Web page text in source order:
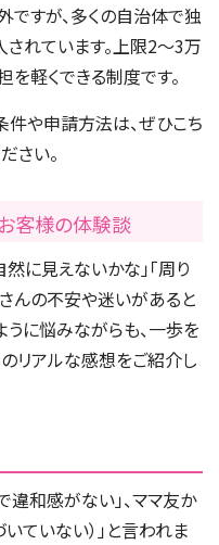
すが、多くの自治体で独
されています。上限2〜3万
軽くできる制度です。
や申請方法は、ぜひこち
さい。
客様の体験談
に見えないかな」「周り
さんの不安や迷いがあると
うに悩みながらも、一歩を
リアルな感想をご紹介し
違和感がない」、ママ友か
ていない）」と言われま